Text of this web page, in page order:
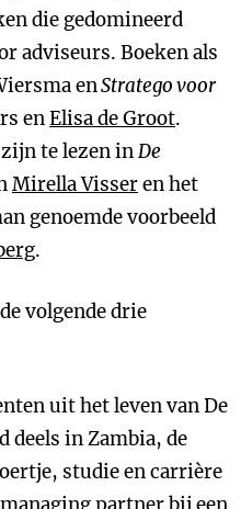
die gedomineerd
adviseurs. Boeken als
enStratego voor
enElisa de Groot.
te lezen inDe
Mirella Visseren het
genoemde voorbeeld
.
volgende drie
uit het leven van De
deels in Zambia, de
studie en carrière